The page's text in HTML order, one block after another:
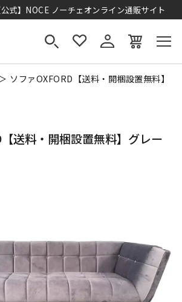
式】NOCE ノーチェオンライン通販サイト
ソファOXFORD【送料・開梱設置無料】
【送料・開梱設置無料】グレー